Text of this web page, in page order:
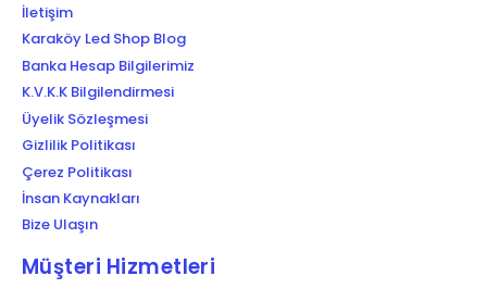
İletişim
Karaköy Led Shop Blog
Banka Hesap Bilgilerimiz
K.V.K.K Bilgilendirmesi
Üyelik Sözleşmesi
Gizlilik Politikası
Çerez Politikası
İnsan Kaynakları
Bize Ulaşın
Müşteri Hizmetleri